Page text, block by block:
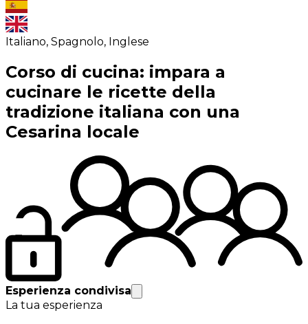
Italiano, Spagnolo, Inglese
Corso di cucina: impara a
cucinare le ricette della
tradizione italiana con una
Cesarina locale
Esperienza condivisa
La tua esperienza